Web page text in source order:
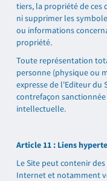
tiers, la propriété de ces
ni supprimer les
ou informations
propriété.
Toute représentation
personne (physique ou
expresse de l'Editeur du
contrefaçon
intellectuelle.
Article 11 : Liens
Le Site peut contenir
Internet et notamment